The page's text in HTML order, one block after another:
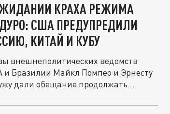
КРАХА РЕЖИМА
США ПРЕДУПРЕДИЛИ
КИТАЙ И КУБУ
внешнеполитических ведомств
Бразилии Майкл Помпео и Эрнесту
дали обещание продолжать...